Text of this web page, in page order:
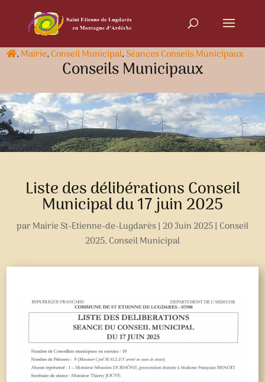
, Mairie, Conseil Municipal,Séances Conseils Municipaux
Conseils Municipaux
Liste des délibérations Conseil
Municipal du 17 juin 2025
parMairie St-Etienne-de-Lugdarès| 20 Juin 2025| Conseil
2025, Conseil Municipal